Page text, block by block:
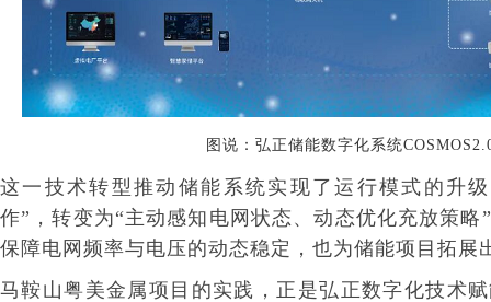
图说：弘正储能数字化系统
这一技术转型推动储能系统实现了运行模式的升
作”，转变为“主动感知电网状态、动态优化充放策略
保障电网频率与电压的动态稳定，也为储能项目拓
马鞍山粤美金属项目的实践，正是弘正数字化技术